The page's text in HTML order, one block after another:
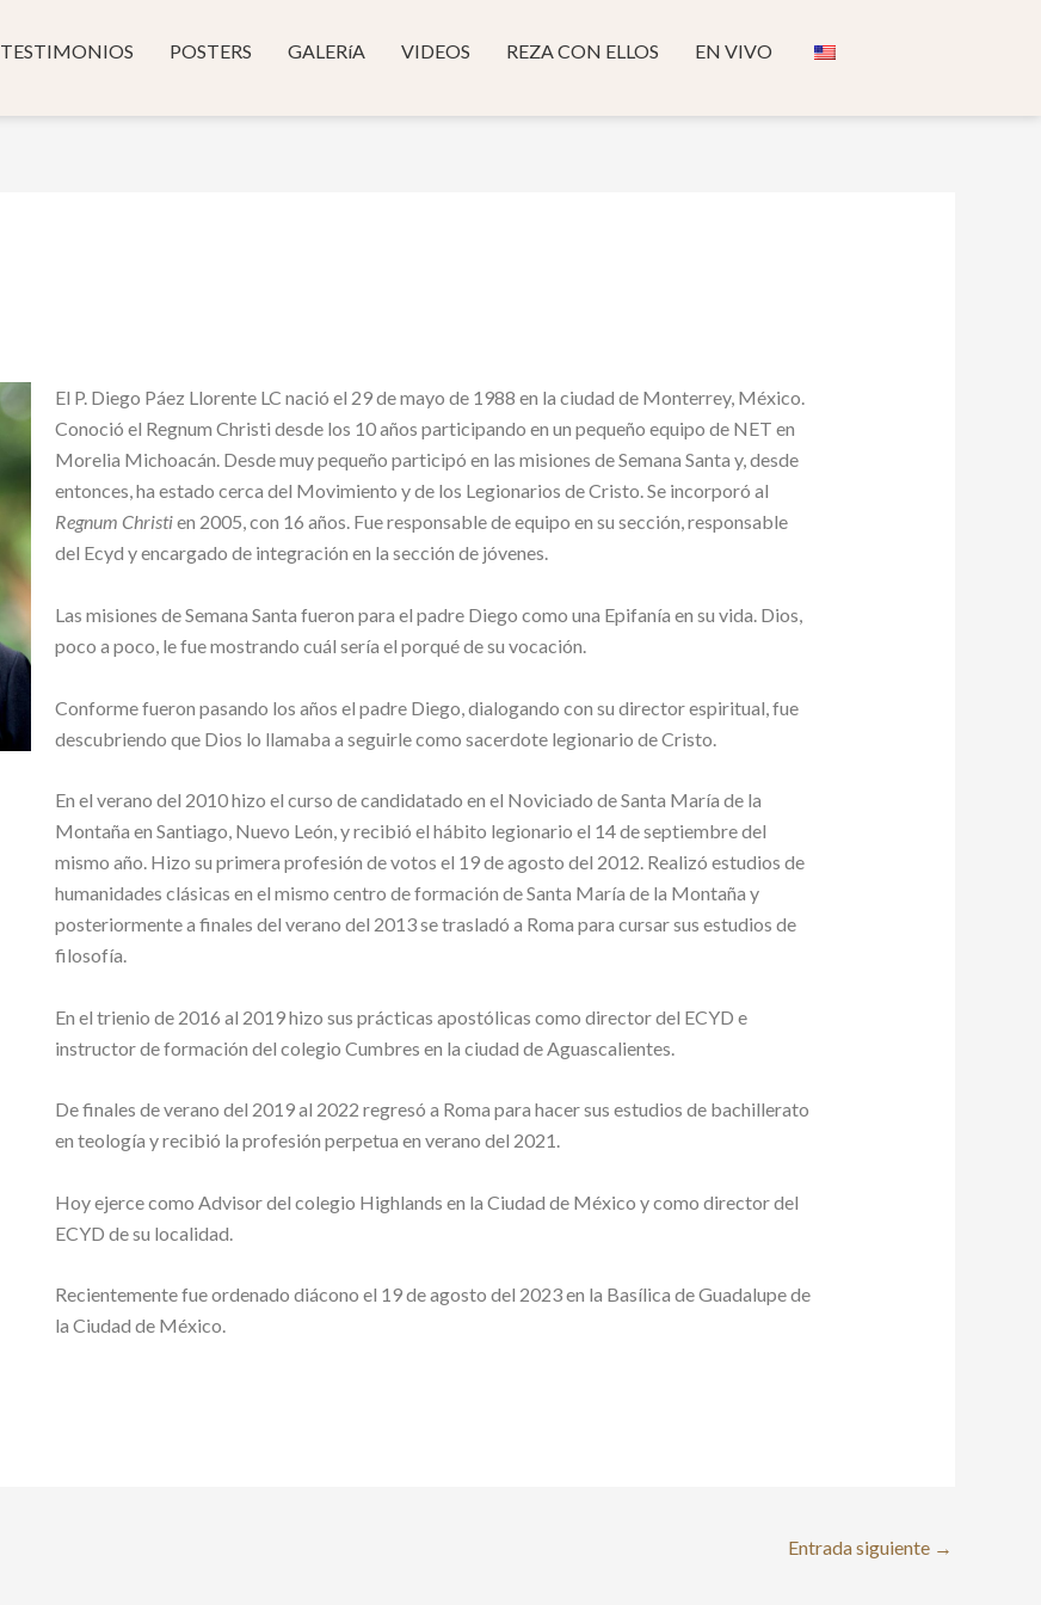
TESTIMONIOS POSTERS GALERíA VIDEOS REZA CON ELLOS EN VIVO
El P. Diego Páez Llorente LC nació el 29 de mayo de 1988 en la ciudad de Monterrey, México.
Conoció el Regnum Christi desde los 10 años participando en un pequeño equipo de NET en
Morelia Michoacán. Desde muy pequeño participó en las misiones de Semana Santa y, desde
entonces, ha estado cerca del Movimiento y de los Legionarios de Cristo. Se incorporó al
Regnum Christien 2005, con 16 años. Fue responsable de equipo en su sección, responsable
del Ecyd y encargado de integración en la sección de jóvenes.
Las misiones de Semana Santa fueron para el padre Diego como una Epifanía en su vida. Dios,
poco a poco, le fue mostrando cuál sería el porqué de su vocación.
Conforme fueron pasando los años el padre Diego, dialogando con su director espiritual, fue
descubriendo que Dios lo llamaba a seguirle como sacerdote legionario de Cristo.
En el verano del 2010 hizo el curso de candidatado en el Noviciado de Santa María de la
Montaña en Santiago, Nuevo León, y recibió el hábito legionario el 14 de septiembre del
mismo año. Hizo su primera profesión de votos el 19 de agosto del 2012. Realizó estudios de
humanidades clásicas en el mismo centro de formación de Santa María de la Montaña y
posteriormente a finales del verano del 2013 se trasladó a Roma para cursar sus estudios de
filosofía.
En el trienio de 2016 al 2019 hizo sus prácticas apostólicas como director del ECYD e
instructor de formación del colegio Cumbres en la ciudad de Aguascalientes.
De finales de verano del 2019 al 2022 regresó a Roma para hacer sus estudios de bachillerato
en teología y recibió la profesión perpetua en verano del 2021.
Hoy ejerce como Advisor del colegio Highlands en la Ciudad de México y como director del
ECYD de su localidad.
Recientemente fue ordenado diácono el 19 de agosto del 2023 en la Basílica de Guadalupe de
la Ciudad de México.
Entrada siguiente →